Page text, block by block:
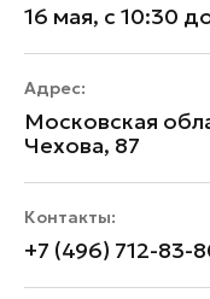
16 мая, с 10:30
Адрес:
Московская
Чехова, 87
Контакты:
+7 (496) 712-83-